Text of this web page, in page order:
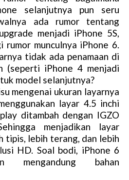
selanjutnya pun seru
ada rumor tentang
menjadi iPhone 5S,
rumor munculnya iPhone 6.
tidak ada penamaan di
(seperti iPhone 4 menjadi
model selanjutnya?
mengenai ukuran layarnya
layar 4.5 inchi
ditambah dengan IGZO
menjadikan layar
tipis, lebih terang, dan lebih
HD. Soal bodi, iPhone 6
mengandung bahan